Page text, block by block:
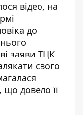
відео, на
до
заяви ТЦК
свого
що довело її